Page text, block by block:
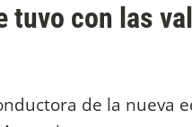
tuvo con las
de la nueva